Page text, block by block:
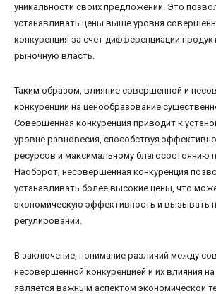
уникальности своих предложений. Это
устанавливать цены выше уровня
конкуренция за счет дифференциации
рыночную власть.
Таким образом, влияние совершенной и
конкуренции на ценообразование
Совершенная конкуренция приводит к
уровне равновесия, способствуя
ресурсов и максимальному благосостоянию
Наоборот, несовершенная конкуренция
устанавливать более высокие цены, что
экономическую эффективность и вызывать
регулировании.
В заключение, понимание различий между
несовершенной конкуренцией и их влияния
является важным аспектом экономической